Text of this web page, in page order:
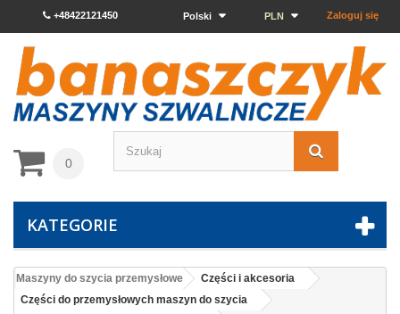
Zaloguj się
PLN
Polski
+48422121450
0
KATEGORIE
Maszyny do szycia przemysłowe
Części i akcesoria
Części do przemysłowych maszyn do szycia